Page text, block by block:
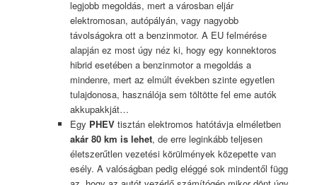
legjobb megoldás, mert a városban eljár
elektromosan, autópályán, vagy nagyobb
távolságokra ott a benzinmotor. A EU felmérése
alapján ez most úgy néz ki, hogy egy konnektoros
hibrid esetében a benzinmotor a megoldás a
mindenre, mert az elmúlt években szinte egyetlen
tulajdonosa, használója sem töltötte fel eme autók
akkupakkját…
Egy PHEV tisztán elektromos hatótávja elméletben
akár 80 km is lehet, de erre leginkább teljesen
életszerűtlen vezetési körülmények közepette van
esély. A valóságban pedig eléggé sok mindentől függ